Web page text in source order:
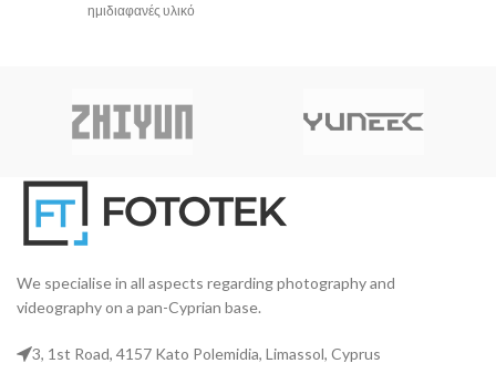
ημιδιαφανές υλικό
We specialise in all aspects regarding photography and
videography on a pan-Cyprian base.
3, 1st Road, 4157 Kato Polemidia, Limassol, Cyprus